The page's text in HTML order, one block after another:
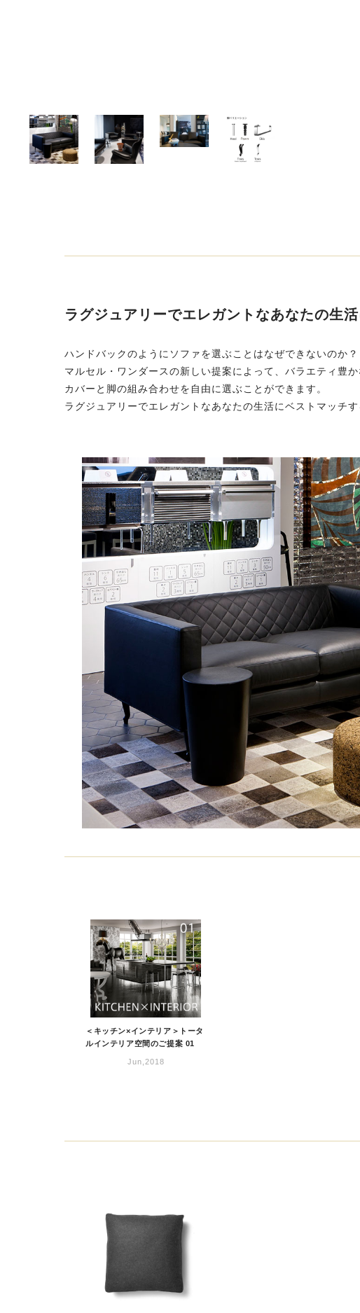
ラグジュアリーでエレガントなあなたの生
ハンドバックのようにソファを選ぶことはなぜできないのか？
マルセル・ワンダースの新しい提案によって、バラエティ豊
カバーと脚の組み合わせを自由に選ぶことができます。
ラグジュアリーでエレガントなあなたの生活にベストマッチす
＜キッチン×インテリア＞トータ
ルインテリア空間のご提案 01
Jun,2018